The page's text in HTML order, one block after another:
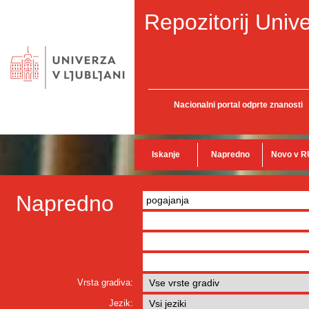
Repozitorij
Nacionalni portal odprte znanosti
Iskanje Napredno Novo v
Napredno
Vrsta gradiva:
Jezik: